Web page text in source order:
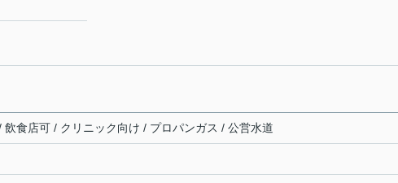
食店可 / クリニック向け / プロパンガス / 公営水道